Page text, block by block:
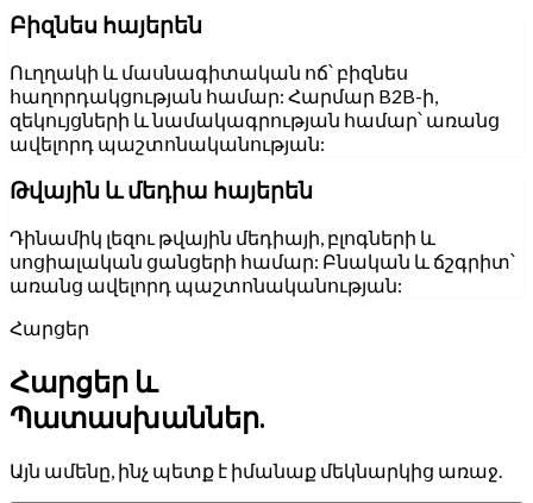
Բիզնես հայերեն
Ուղղակի և մասնագիտական ոճ՝ բիզնես
հաղորդակցության համար: Հարմար B2B-ի,
զեկույցների և նամակագրության համար՝ առանց
ավելորդ պաշտոնականության:
Թվային և մեդիա հայերեն
Դինամիկ լեզու թվային մեդիայի, բլոգների և
սոցիալական ցանցերի համար: Բնական և ճշգրիտ՝
առանց ավելորդ պաշտոնականության:
Հարցեր
Հարցեր և
Պատասխաններ.
Այն ամենը, ինչ պետք է իմանաք մեկնարկից առաջ.